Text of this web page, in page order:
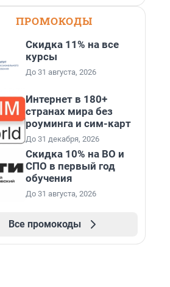
ПРОМОКОДЫ
Скидка 11% на все
курсы
До 31 августа, 2026
Интернет в 180+
странах мира без
роуминга и сим-карт
До 31 декабря, 2026
Скидка 10% на ВО и
СПО в первый год
обучения
До 31 августа, 2026
Все промокоды